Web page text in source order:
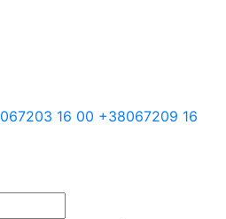
067203 16 00 +38067209 16